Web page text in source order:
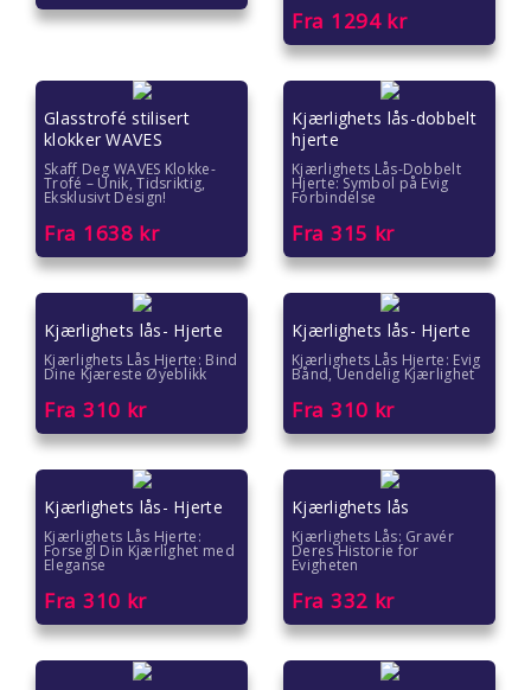
Fra 1294kr
Glasstrofé stilisert
klokker WAVES
Skaff Deg WAVES Klokke-
Trofé – Unik, Tidsriktig,
Eksklusivt Design!
Fra 1638 kr
Kjærlighets lås-dobbelt
hjerte
Kjærlighets Lås-Dobbelt
Hjerte: Symbol på Evig
Forbindelse
Fra 315 kr
Kjærlighets lås- Hjerte
Kjærlighets Lås Hjerte: Bind
Dine Kjæreste Øyeblikk
Fra 310 kr
Kjærlighets lås- Hjerte
Kjærlighets Lås Hjerte: Evig
Bånd, Uendelig Kjærlighet
Fra 310 kr
Kjærlighets lås- Hjerte
Kjærlighets Lås Hjerte:
Forsegl Din Kjærlighet med
Eleganse
Fra 310 kr
Kjærlighets lås
Kjærlighets Lås: Gravér
Deres Historie for
Evigheten
Fra 332 kr